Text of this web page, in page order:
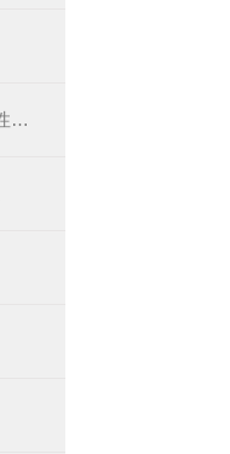
合成切削液单片、叠片防锈性测定仪